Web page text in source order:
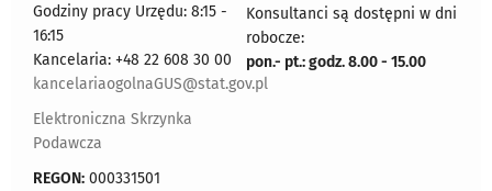
Godziny pracy Urzędu: 8:15 -
16:15
Kancelaria: +48 22 608 30 00
kancelariaogolnaGUS@stat.gov.pl
Elektroniczna Skrzynka
Podawcza
REGON: 000331501
Konsultanci są dostępni w dni
robocze:
pon.- pt.: godz. 8.00 - 15.00